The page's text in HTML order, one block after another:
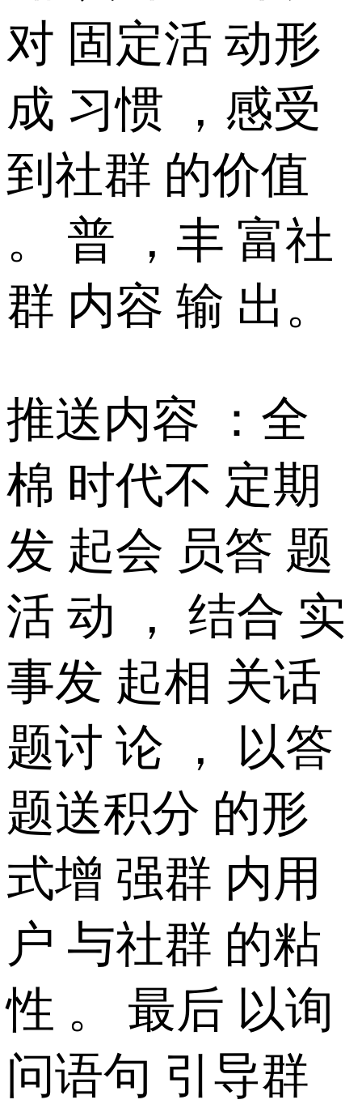
对 固定活 动形
成 习惯 ，感受
到社群 的价值
。 普 ，丰 富社
群 内容 输 出。
推送内容 ：全
棉 时代不 定期
发 起会 员答 题
活 动 ， 结合 实
事发 起相 关话
题讨 论 ， 以答
题送积分 的形
式增 强群 内用
户 与社群 的粘
性 。 最后 以询
问语句 引导群